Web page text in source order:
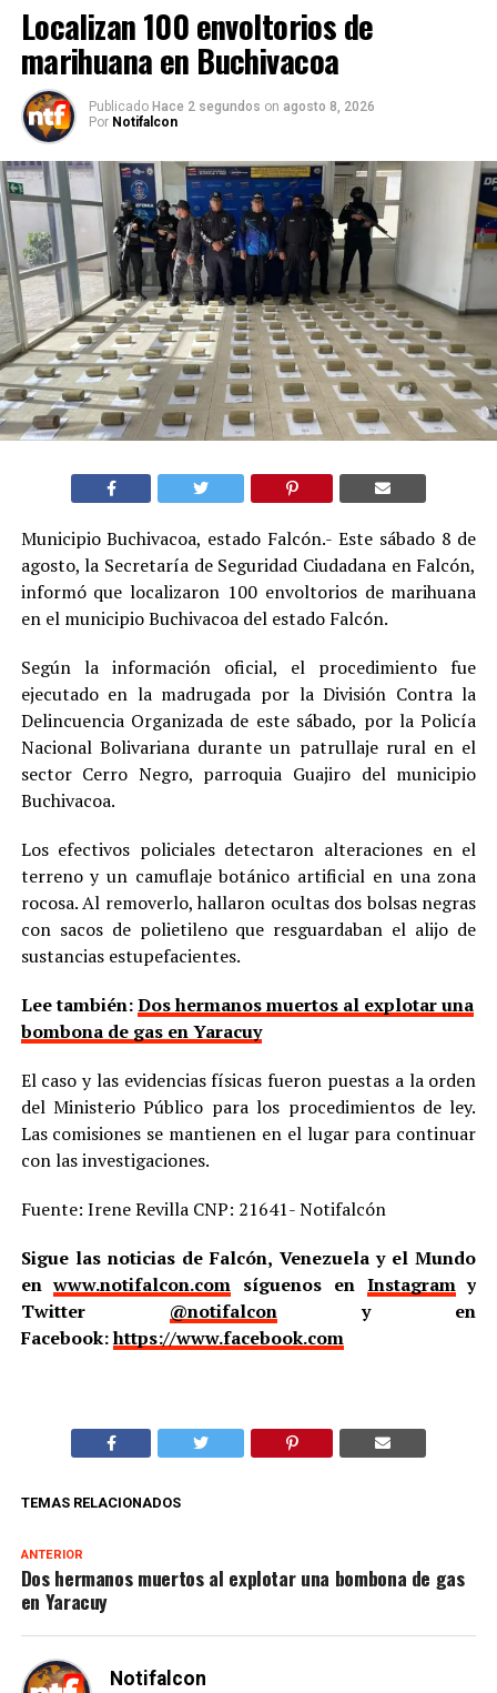
Localizan 100 envoltorios de
marihuana en Buchivacoa
Publicado Hace 2 segundos on agosto 8, 2026
Por Notifalcon
Municipio Buchivacoa, estado Falcón.- Este sábado 8 de
agosto, la Secretaría de Seguridad Ciudadana en Falcón,
informó que localizaron 100 envoltorios de marihuana
en el municipio Buchivacoa del estado Falcón.
Según la información oficial, el procedimiento fue
ejecutado en la madrugada por la División Contra la
Delincuencia Organizada de este sábado, por la Policía
Nacional Bolivariana durante un patrullaje rural en el
sector Cerro Negro, parroquia Guajiro del municipio
Buchivacoa.
Los efectivos policiales detectaron alteraciones en el
terreno y un camuflaje botánico artificial en una zona
rocosa. Al removerlo, hallaron ocultas dos bolsas negras
con sacos de polietileno que resguardaban el alijo de
sustancias estupefacientes.
Lee también:Dos hermanos muertos al explotar una
bombona de gas en Yaracuy
El caso y las evidencias físicas fueron puestas a la orden
del Ministerio Público para los procedimientos de ley.
Las comisiones se mantienen en el lugar para continuar
con las investigaciones.
Fuente: Irene Revilla CNP: 21641- Notifalcón
Sigue las noticias de Falcón, Venezuela y el Mundo
enwww.notifalcon.com síguenos en Instagramy
Twitter @notifalcony en
Facebook:https://www.facebook.com
TEMAS RELACIONADOS
ANTERIOR
Dos hermanos muertos al explotar una bombona de gas
en Yaracuy
Notifalcon